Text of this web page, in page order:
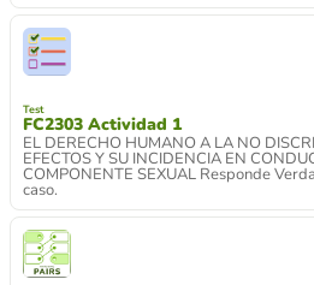
Test
FC2303 Actividad 1
EL DERECHO HUMANO A LA NO
EFECTOS Y SU INCIDENCIA EN
COMPONENTE SEXUAL Responde
caso.